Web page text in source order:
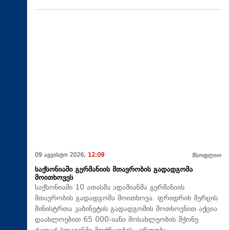
09 აგვისტო 2026, 12:09 მსოფლიო
საქსონიაში გერმანიის მთავრობის გადადგომა
მოითხოვეს
საქსონიაში 10 ათასმა ადამიანმა გერმანიის
მთავრობის გადადგომა მოითხოვა. ფრიდრიხ მერცის
მინისტრთა კაბინეტის გადადგომის მოთხოვნით აქცია
დაახლოებით 65 000-იანი მოსახლეობის მქონე